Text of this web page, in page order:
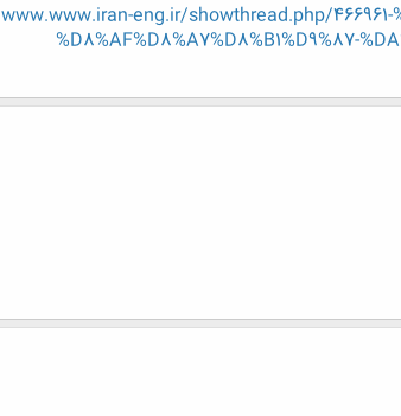
eng.ir/showthread.php/466961-
%D8%AF%D8%A7%D8%B1%D9%87-